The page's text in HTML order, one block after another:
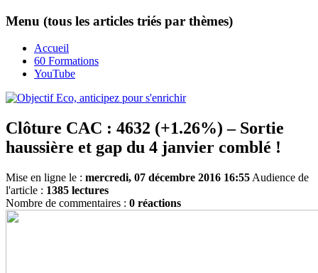
Menu (tous les articles triés par thèmes)
Accueil
60 Formations
YouTube
Clôture CAC : 4632 (+1.26%) – Sortie
haussière et gap du 4 janvier comblé !
Mise en ligne le : mercredi, 07 décembre 2016 16:55 Audience de
l'article : 1385 lectures
Nombre de commentaires : 0 réactions